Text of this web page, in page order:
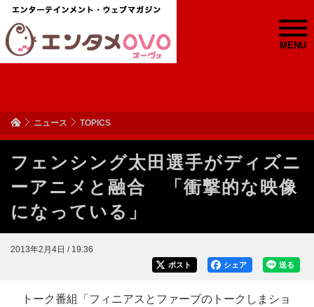
MENU
ニュース TOPICS
フェンシング太田選手がディズニ
ーアニメと融合 「衝撃的な映像
になっている」
2013年2月4日 / 19:36
送る
シェア
ポスト
トーク番組「フィニアスとファーブのトークしまショ